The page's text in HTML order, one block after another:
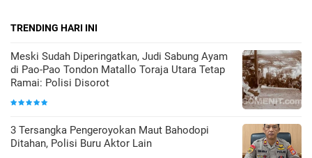
TRENDING HARI INI
Meski Sudah Diperingatkan, Judi Sabung Ayam
di Pao-Pao Tondon Matallo Toraja Utara Tetap
Ramai: Polisi Disorot
3 Tersangka Pengeroyokan Maut Bahodopi
Ditahan, Polisi Buru Aktor Lain